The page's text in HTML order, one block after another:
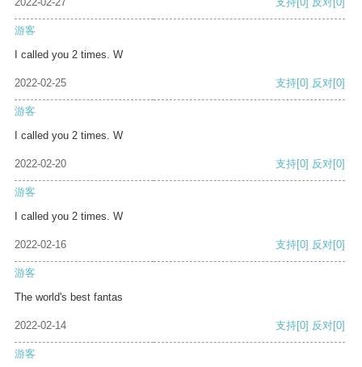
游客
I called you 2 times. W
2022-02-25 支持[0] 反对[0]
游客
I called you 2 times. W
2022-02-20 支持[0] 反对[0]
游客
I called you 2 times. W
2022-02-16 支持[0] 反对[0]
游客
The world's best fantas
2022-02-14 支持[0] 反对[0]
游客